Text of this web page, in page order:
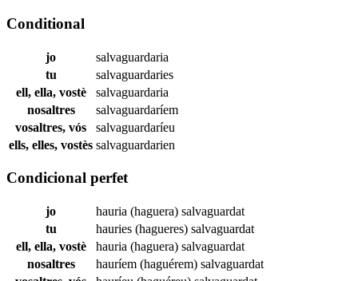
Conditional
jo
salvaguardaria
tu
salvaguardaries
ell, ella, vostè
salvaguardaria
nosaltres
salvaguardaríem
vosaltres, vós
salvaguardaríeu
ells, elles, vostès salvaguardarien
Condicional perfet
jo hauria (haguera) salvaguardat
tu
hauries (hagueres) salvaguardat
ell, ella, vostè
hauria (haguera) salvaguardat
nosaltres
hauríem (haguérem) salvaguardat